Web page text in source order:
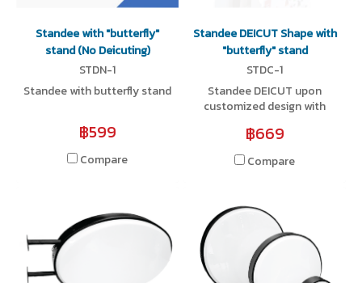
Standee with "butterfly"
stand (No Deicuting)
STDN-1
Standee with butterfly stand
฿599
Compare
Standee DEICUT Shape with
"butterfly" stand
STDC-1
Standee DEICUT upon
customized design with
฿669
Compare